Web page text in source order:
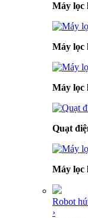
Máy lọc
Máy lọc
Máy lọc
Quạt
Máy lọc
Robot
›